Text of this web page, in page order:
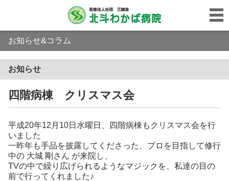
お知らせ&コラム
お知らせ
四階病棟 クリスマス会
平成20年12月10日水曜日、四階病棟もクリスマス会を行
いました
一昨年も手品を披露してくださった、プロを目指して修行
中の 大城 剛さん が来院し、
TVの中で繰り広げられるようなマジックを、私達の目の
前で行ってくれました♪